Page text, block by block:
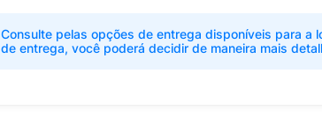
Consulte pelas opções de entrega disponíveis para a
de entrega, você poderá decidir de maneira mais